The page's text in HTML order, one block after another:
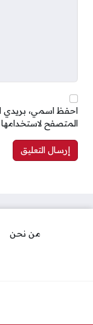
احفظ اسمي، بريدي
المتصفح
من نحن